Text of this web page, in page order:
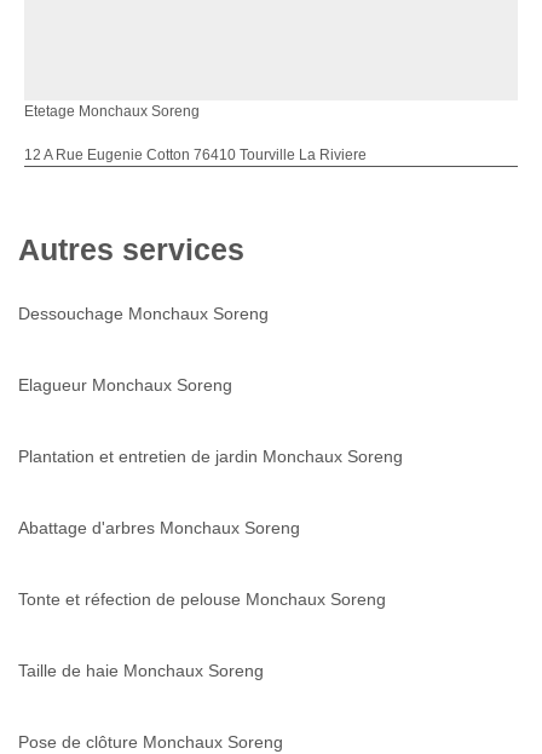
Etetage Monchaux Soreng
12 A Rue Eugenie Cotton 76410 Tourville La Riviere
Autres services
Dessouchage Monchaux Soreng
Elagueur Monchaux Soreng
Plantation et entretien de jardin Monchaux Soreng
Abattage d'arbres Monchaux Soreng
Tonte et réfection de pelouse Monchaux Soreng
Taille de haie Monchaux Soreng
Pose de clôture Monchaux Soreng